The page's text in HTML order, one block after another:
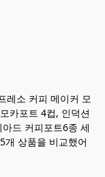
레소 커피 메이커 모
카포트 4컵, 인덕션
드 커피포트6종 세
개 상품을 비교했어